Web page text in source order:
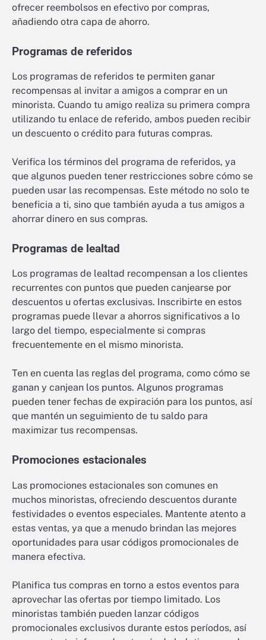
ofrecer reembolsos en efectivo por compras,
añadiendo otra capa de ahorro.
Programas de referidos
Los programas de referidos te permiten ganar
recompensas al invitar a amigos a comprar en un
minorista. Cuando tu amigo realiza su primera compra
utilizando tu enlace de referido, ambos pueden recibir
un descuento o crédito para futuras compras.
Verifica los términos del programa de referidos, ya
que algunos pueden tener restricciones sobre cómo se
pueden usar las recompensas. Este método no solo te
beneficia a ti, sino que también ayuda a tus amigos a
ahorrar dinero en sus compras.
Programas de lealtad
Los programas de lealtad recompensan a los clientes
recurrentes con puntos que pueden canjearse por
descuentos u ofertas exclusivas. Inscribirte en estos
programas puede llevar a ahorros significativos a lo
largo del tiempo, especialmente si compras
frecuentemente en el mismo minorista.
Ten en cuenta las reglas del programa, como cómo se
ganan y canjean los puntos. Algunos programas
pueden tener fechas de expiración para los puntos, así
que mantén un seguimiento de tu saldo para
maximizar tus recompensas.
Promociones estacionales
Las promociones estacionales son comunes en
muchos minoristas, ofreciendo descuentos durante
festividades o eventos especiales. Mantente atento a
estas ventas, ya que a menudo brindan las mejores
oportunidades para usar códigos promocionales de
manera efectiva.
Planifica tus compras en torno a estos eventos para
aprovechar las ofertas por tiempo limitado. Los
minoristas también pueden lanzar códigos
promocionales exclusivos durante estos períodos, así